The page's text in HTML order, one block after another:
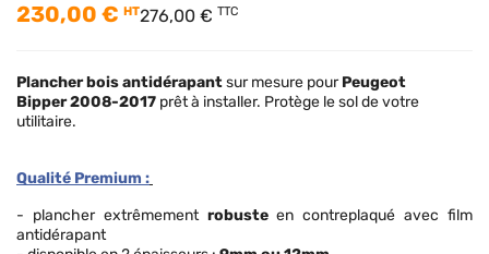
230,00 € HT276,00 € TTC
Plancher bois antidérapantsur mesure pourPeugeot
Bipper2008-2017 prêt à installer. Protège le sol de votre
utilitaire.
Qualité Premium :
- plancher extrêmement robusteen contreplaqué avec film
antidérapant